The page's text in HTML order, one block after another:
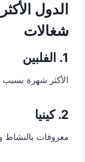
الدول
شغالات
1. الفلبين
الأكثر شهرة
2. كينيا
معروفات بالنشاط